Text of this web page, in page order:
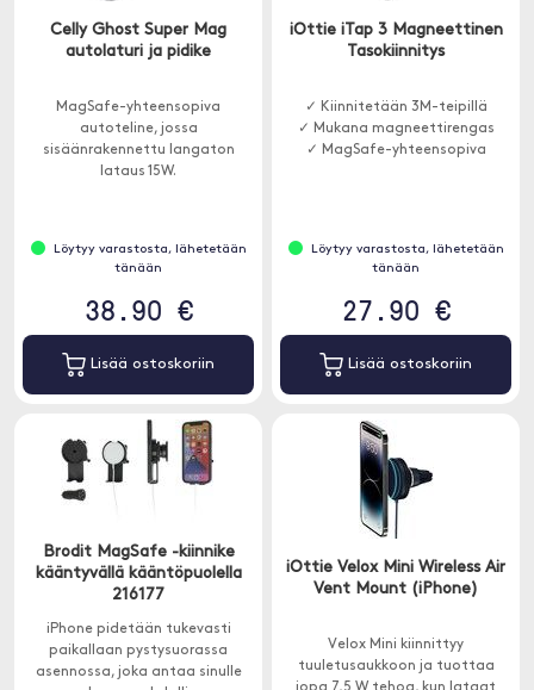
Celly Ghost Super Mag
autolaturi ja pidike
MagSafe-yhteensopiva
autoteline, jossa
sisäänrakennettu langaton
lataus 15W.
Löytyy varastosta, lähetetään
tänään
38.90 €
Lisää ostoskoriin
iOttie iTap 3 Magneettinen
Tasokiinnitys
✓ Kiinnitetään 3M-teipillä
✓ Mukana magneettirengas
✓ MagSafe-yhteensopiva
Löytyy varastosta, lähetetään
tänään
27.90 €
Lisää ostoskoriin
Brodit MagSafe -kiinnike
kääntyvällä kääntöpuolella
216177
iPhone pidetään tukevasti
paikallaan pystysuorassa
asennossa, joka antaa sinulle
iOttie Velox Mini Wireless Air
Vent Mount (iPhone)
Velox Mini kiinnittyy
tuuletusaukkoon ja tuottaa